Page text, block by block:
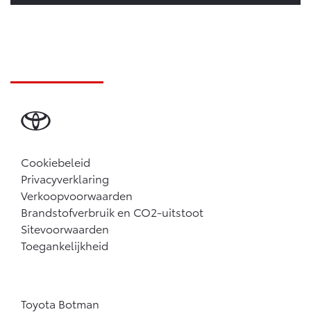
Vanaf € 46.301,- Vanaf € 56.570,-
Vanaf € 89.986,-
Cookiebeleid
Privacyverklaring
Verkoopvoorwaarden
Brandstofverbruik en CO2-uitstoot
Sitevoorwaarden
Toegankelijkheid
Toyota Botman